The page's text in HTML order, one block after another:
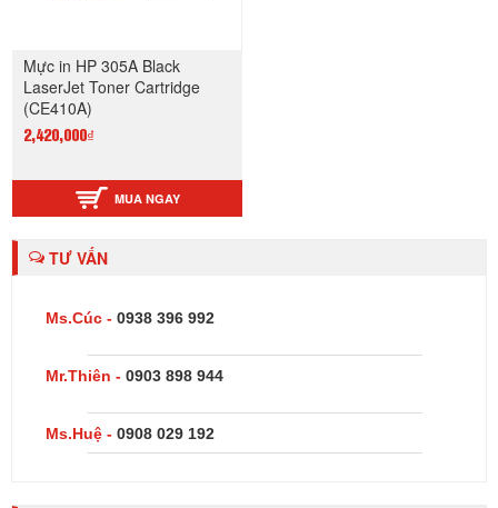
Mực in HP 305A Black
LaserJet Toner Cartridge
(CE410A)
2,420,000₫
MUA NGAY
TƯ VẤN
Ms.Cúc - 0938 396 992
Mr.Thiên - 0903 898 944
Ms.Huệ - 0908 029 192